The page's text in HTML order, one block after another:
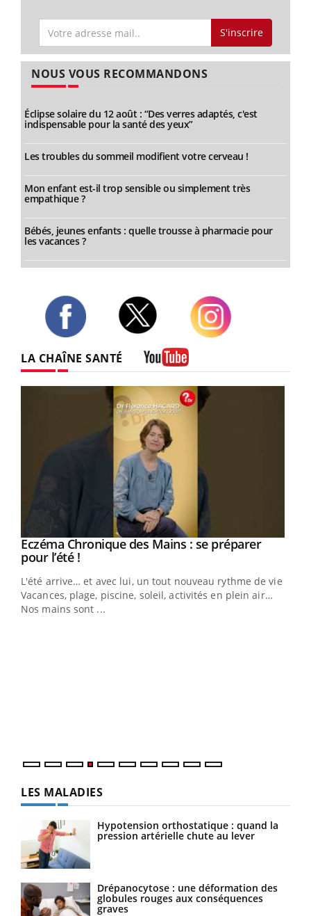
S'inscrire
NOUS VOUS RECOMMANDONS
Éclipse solaire du 12 août : “Des verres adaptés, c'est
indispensable pour la santé des yeux”
Les troubles du sommeil modifient votre cerveau !
Mon enfant est-il trop sensible ou simplement très
empathique ?
Bébés, jeunes enfants : quelle trousse à pharmacie pour
les vacances ?
LA CHAÎNE SANTÉ
Youtube
Eczéma Chronique des Mains : se préparer
pour l’été !Youtube
L'été arrive… et avec lui, un tout nouveau rythme de vie !
Vacances, plage, piscine, soleil, activités en plein air…
Nos mains sont ...
LES MALADIES
Hypotension orthostatique : quand la
pression artérielle chute au lever
Drépanocytose : une déformation des
globules rouges aux conséquences
graves